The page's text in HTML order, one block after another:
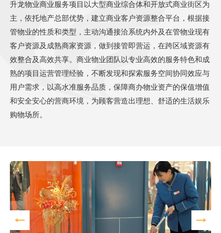
升龙物业商业服务项目以大型商业综合体和开放式商业街区为
主，依托地产总部优势，建立商业客户资源整合平台，根据接
管物业的性质和类型，主动沟通接洽系统内外及在管物业现有
客户资源及成熟商家资源，做到接管即营运，在跨区域资源有
效整合及高效共享。商业物业团队以专业高效的服务特色和成
熟的项目运营管理经验，不断发现和探索服务空间协同效应与
用户需求，以高水准服务品质，保障商办物业资产的保值增值
和安全安心的营商环境，为顾客营造出理想、舒适的生活娱乐
购物场所。